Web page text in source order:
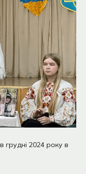
грудні 2024 року в